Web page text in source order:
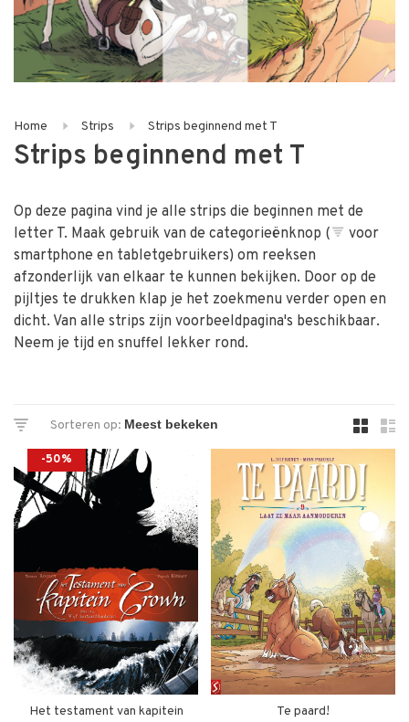
Home Strips Strips beginnend met T
Strips beginnend met T
Op deze pagina vind je alle strips die beginnen met de
letter T. Maak gebruik van de categorieënknop (
voor
smartphone en tabletgebruikers) om reeksen
afzonderlijk van elkaar te kunnen bekijken. Door op de
pijltjes te drukken klap je het zoekmenu verder open en
dicht. Van alle strips zijn voorbeeldpagina's beschikbaar.
Neem je tijd en snuffel lekker rond.
Sorteren op:
-50%
Het testament van kapitein
Te paard!